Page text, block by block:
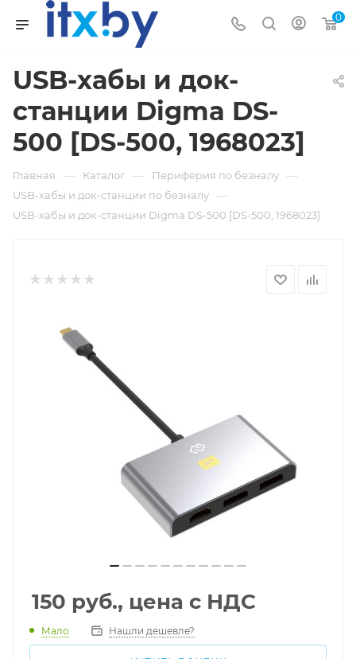
0
USB-хабы и док-
станции Digma DS-
500 [DS-500, 1968023]
Главная — Каталог — Периферия по безналу —
USB-хабы и док-станции по безналу —
USB-хабы и док-станции Digma DS-500 [DS-500, 1968023]
150 руб., цена с НДС
Мало Нашли дешевле?